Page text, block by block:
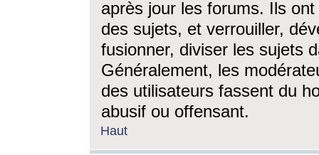
après jour les forums. Ils ont
des sujets, et verrouiller,
fusionner, diviser les sujets
Généralement, les
des utilisateurs fassent du
abusif ou offensant.
Haut